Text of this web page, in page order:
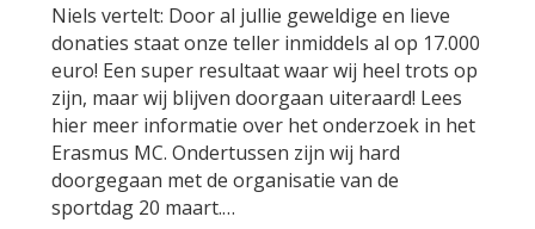
Niels vertelt: Door al jullie geweldige en lieve
donaties staat onze teller inmiddels al op 17.000
euro! Een super resultaat waar wij heel trots op
zijn, maar wij blijven doorgaan uiteraard! Lees
hier meer informatie over het onderzoek in het
Erasmus MC. Ondertussen zijn wij hard
doorgegaan met de organisatie van de
sportdag 20 maart.…